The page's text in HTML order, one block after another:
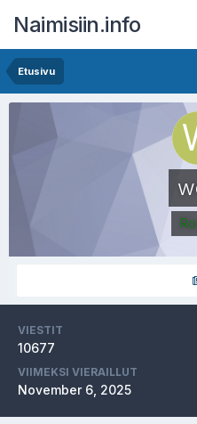
Naimisiin.info
Etusivu
VIESTIT
10677
VIIMEKSI VIERAILLUT
November 6, 2025